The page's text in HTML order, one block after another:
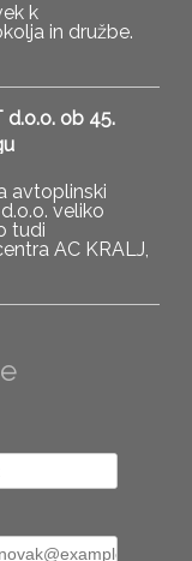
k
in družbe.
ob 45.
avtoplinski
veliko
tudi
AC KRALJ,